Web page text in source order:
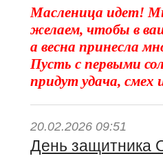
Масленица идет!
желаем, чтобы в
а весна принесла
Пусть с первыми
придут удача, смех
20.02.2026 09:51
День защитника